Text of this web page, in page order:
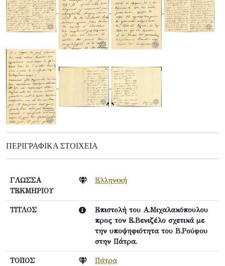
ΠΕΡΙΓΡΑΦΙΚΆ ΣΤΟΙΧΕΊΑ
ΓΛΩΣΣΑ
ΤΕΚΜΗΡΙΟΥ
Ελληνική
ΤΙΤΛΟΣ
Επιστολή του Α.Μιχαλακόπουλου
προς τον Ε.Βενιζέλο σχετικά με
την υποψηφιότητα του Β.Ρούφου
στην Πάτρα.
ΤΟΠΟΣ
Πάτρα